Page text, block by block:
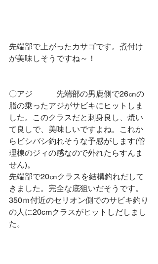
先端部で上がったカサゴです。煮付け
が美味しそうですね～！
〇アジ　　　先端部の男鹿側で26㎝の
脂の乗ったアジがサビキにヒットしま
した。このクラスだと刺身良し、焼い
て良しで、美味しいですよね。これか
らビシバシ釣れそうな予感がします(管
理棟のジィの感なので外れたらすんま
せん)。
先端部で20㎝クラスを結構釣れだして
きました。完全な底狙いだそうです。
350ｍ付近のセリオン側でのサビキ釣り
の人に20cmクラスがヒットしだしまし
た。